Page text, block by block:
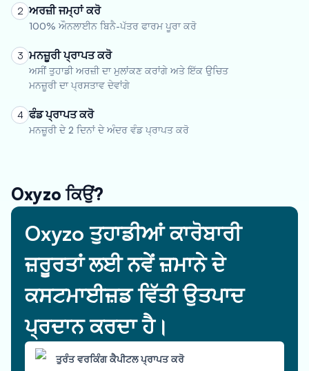
2 ਅਰਜ਼ੀ ਜਮ੍ਹਾਂ ਕਰੋ
100% ਔਨਲਾਈਨ ਬਿਨੈ-ਪੱਤਰ ਫਾਰਮ ਪੂਰਾ ਕਰੋ
3 ਮਨਜ਼ੂਰੀ ਪ੍ਰਾਪਤ ਕਰੋ
ਅਸੀਂ ਤੁਹਾਡੀ ਅਰਜ਼ੀ ਦਾ ਮੁਲਾਂਕਣ ਕਰਾਂਗੇ ਅਤੇ ਇੱਕ ਉਚਿਤ
ਮਨਜ਼ੂਰੀ ਦਾ ਪ੍ਰਸਤਾਵ ਦੇਵਾਂਗੇ
4 ਫੰਡ ਪ੍ਰਾਪਤ ਕਰੋ
ਮਨਜ਼ੂਰੀ ਦੇ 2 ਦਿਨਾਂ ਦੇ ਅੰਦਰ ਵੰਡ ਪ੍ਰਾਪਤ ਕਰੋ
Oxyzo ਕਿਉਂ?
Oxyzo ਤੁਹਾਡੀਆਂ ਕਾਰੋਬਾਰੀ
ਜ਼ਰੂਰਤਾਂ ਲਈ ਨਵੇਂ ਜ਼ਮਾਨੇ ਦੇ
ਕਸਟਮਾਈਜ਼ਡ ਵਿੱਤੀ ਉਤਪਾਦ
ਪ੍ਰਦਾਨ ਕਰਦਾ ਹੈ।
ਤੁਰੰਤ ਵਰਕਿੰਗ ਕੈਪੀਟਲ ਪ੍ਰਾਪਤ ਕਰੋ